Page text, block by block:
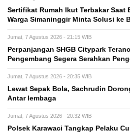
Sertifikat Rumah Ikut Terbakar Saat
Warga Simaninggir Minta Solusi ke
Jumat, 7 Agustus 2026 - 21:15 WIB
Perpanjangan SHGB Citypark
Pengembang Segera Serahkan
Jumat, 7 Agustus 2026 - 20:35 WIB
Lewat Sepak Bola, Sachrudin
Antar lembaga
Jumat, 7 Agustus 2026 - 20:32 WIB
Polsek Karawaci Tangkap Pelaku